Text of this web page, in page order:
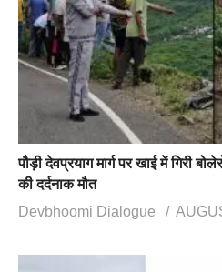
पौड़ी देवप्रयाग मार्ग पर खाई में गिरी
की दर्दनाक मौत
Devbhoomi Dialogue